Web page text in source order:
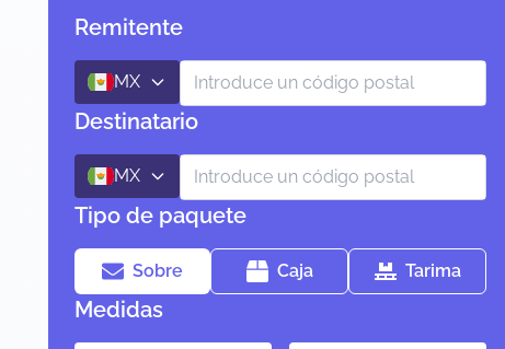
Remitente
MX
Destinatario
MX
Tipo de paquete
Sobre Caja Tarima
Medidas